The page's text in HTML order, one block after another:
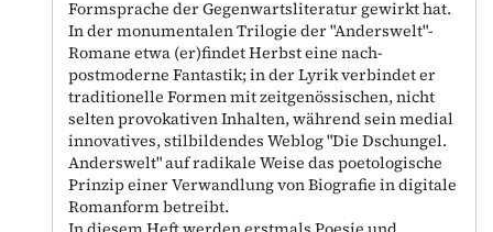
Formsprache der Gegenwartsliteratur gewirkt hat.
In der monumentalen Trilogie der "Anderswelt"-
Romane etwa (er)findet Herbst eine nach-
postmoderne Fantastik; in der Lyrik verbindet er
traditionelle Formen mit zeitgenössischen, nicht
selten provokativen Inhalten, während sein medial
innovatives, stilbildendes Weblog "Die Dschungel.
Anderswelt" auf radikale Weise das poetologische
Prinzip einer Verwandlung von Biografie in digitale
Romanform betreibt.